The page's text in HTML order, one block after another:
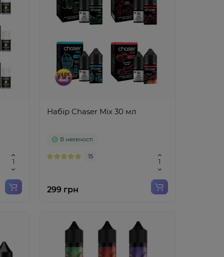
Набір Chaser Mix 30 мл
В наявності
15
299 грн